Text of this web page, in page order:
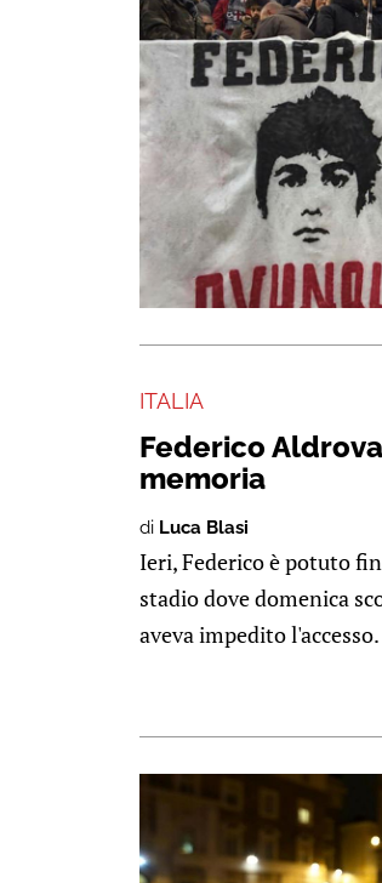
ITALIA
Federico
memoria
di Luca Blasi
Ieri, Federico è potuto
stadio dove domenica
aveva impedito